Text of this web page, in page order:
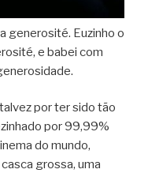
generosité. Euzinho o
e babei com
por ter sido tão
por 99,99%
do mundo,
grossa, uma